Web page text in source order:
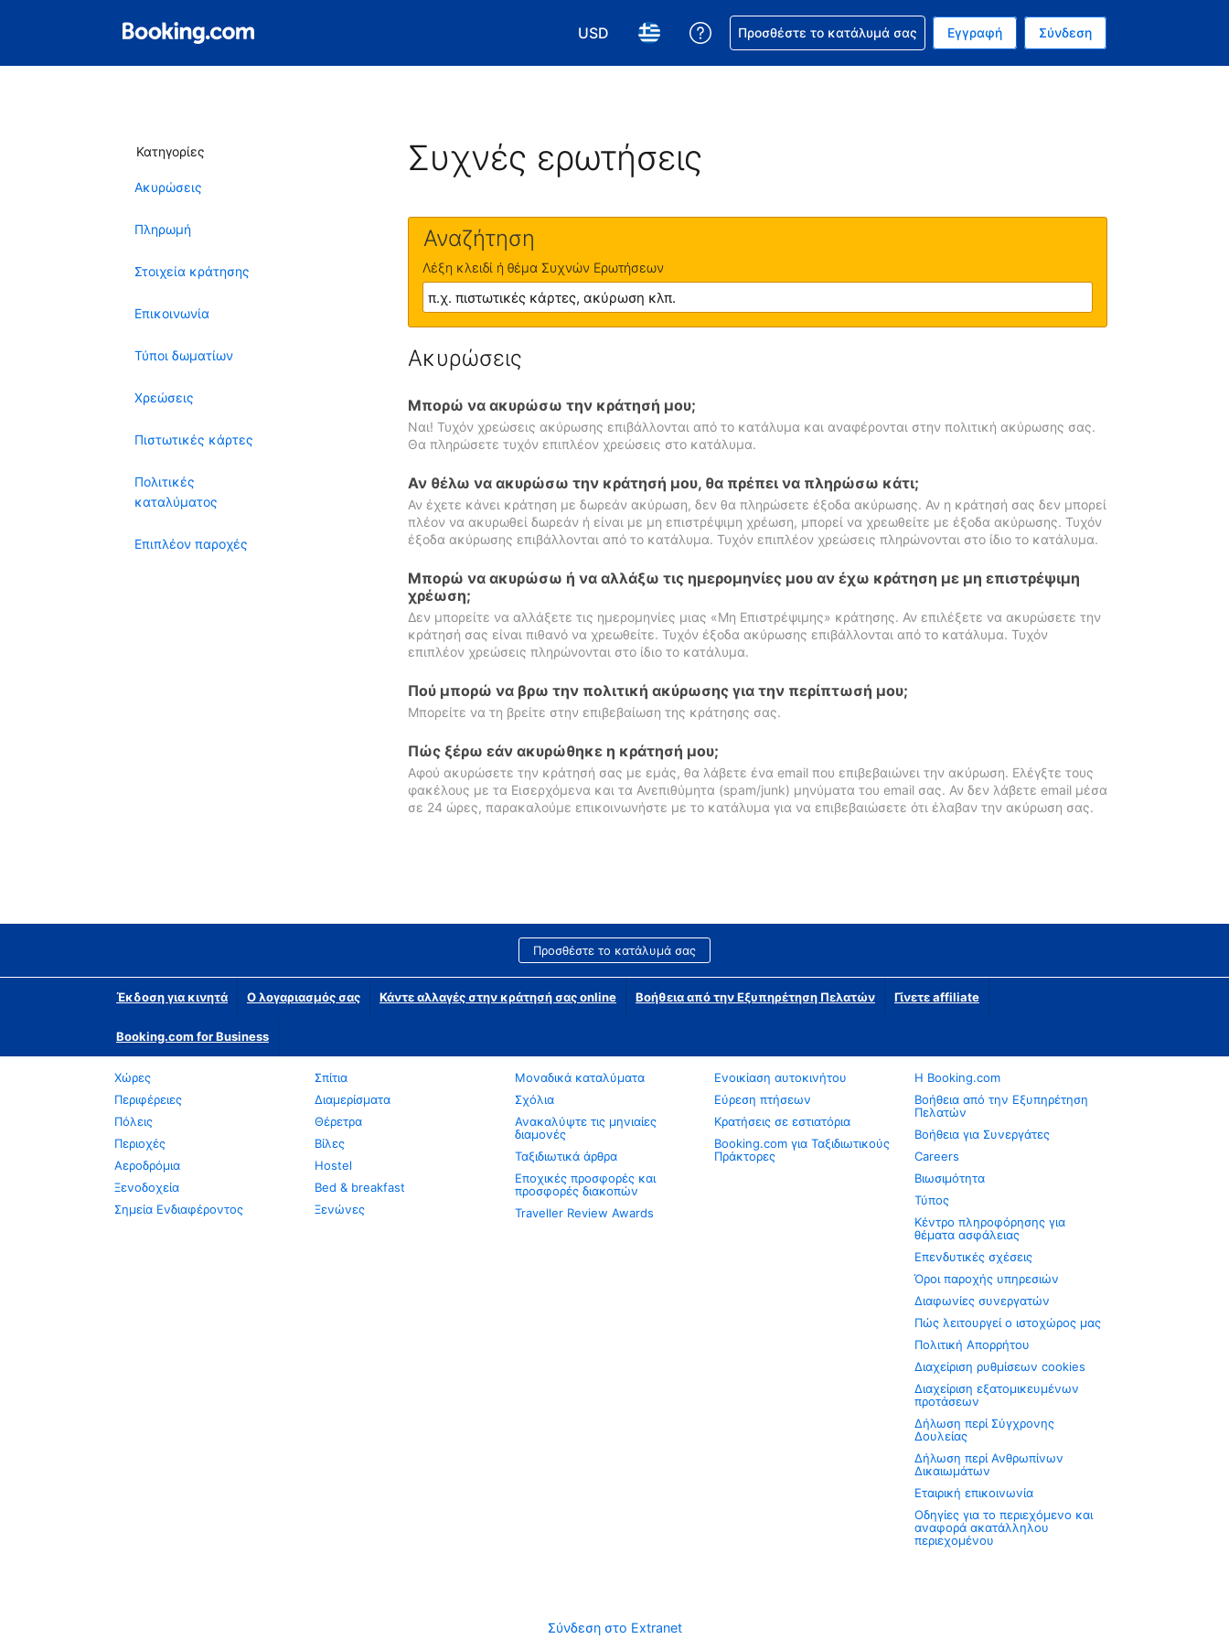
USD
Επιλέξτε το νόμισμά σας. Το τωρινό σας νόμισμα είναι Δολάριο Η.Π.Α.
Επιλέξτε τη γλώσσα σας. Η τωρινή σας γλώσσα είναι τα Ελληνικά
Βοήθεια για την κράτησή σας
Προσθέστε το κατάλυμά σας Εγγραφή Σύνδεση
Κατηγορίες
Ακυρώσεις
Πληρωμή
Στοιχεία κράτησης
Επικοινωνία
Τύποι δωματίων
Χρεώσεις
Πιστωτικές κάρτες
Πολιτικές
καταλύματος
Επιπλέον παροχές
Συχνές ερωτήσεις
Αναζήτηση
Λέξη κλειδί ή θέμα Συχνών Ερωτήσεων
Ακυρώσεις
Μπορώ να ακυρώσω την κράτησή μου;
Ναι! Τυχόν χρεώσεις ακύρωσης επιβάλλονται από το κατάλυμα και αναφέρονται στην πολιτική ακύρωσης σας.
Θα πληρώσετε τυχόν επιπλέον χρεώσεις στο κατάλυμα.
Αν θέλω να ακυρώσω την κράτησή μου, θα πρέπει να πληρώσω κάτι;
Αν έχετε κάνει κράτηση με δωρεάν ακύρωση, δεν θα πληρώσετε έξοδα ακύρωσης. Αν η κράτησή σας δεν μπορεί
πλέον να ακυρωθεί δωρεάν ή είναι με μη επιστρέψιμη χρέωση, μπορεί να χρεωθείτε με έξοδα ακύρωσης. Τυχόν
έξοδα ακύρωσης επιβάλλονται από το κατάλυμα. Τυχόν επιπλέον χρεώσεις πληρώνονται στο ίδιο το κατάλυμα.
Μπορώ να ακυρώσω ή να αλλάξω τις ημερομηνίες μου αν έχω κράτηση με μη επιστρέψιμη
χρέωση;
Δεν μπορείτε να αλλάξετε τις ημερομηνίες μιας «Μη Επιστρέψιμης» κράτησης. Αν επιλέξετε να ακυρώσετε την
κράτησή σας είναι πιθανό να χρεωθείτε. Τυχόν έξοδα ακύρωσης επιβάλλονται από το κατάλυμα. Τυχόν
επιπλέον χρεώσεις πληρώνονται στο ίδιο το κατάλυμα.
Πού μπορώ να βρω την πολιτική ακύρωσης για την περίπτωσή μου;
Μπορείτε να τη βρείτε στην επιβεβαίωση της κράτησης σας.
Πώς ξέρω εάν ακυρώθηκε η κράτησή μου;
Αφού ακυρώσετε την κράτησή σας με εμάς, θα λάβετε ένα email που επιβεβαιώνει την ακύρωση. Ελέγξτε τους
φακέλους με τα Εισερχόμενα και τα Ανεπιθύμητα (spam/junk) μηνύματα του email σας. Αν δεν λάβετε email μέσα
σε 24 ώρες, παρακαλούμε επικοινωνήστε με το κατάλυμα για να επιβεβαιώσετε ότι έλαβαν την ακύρωση σας.
Προσθέστε το κατάλυμά σας
Έκδοση για κινητά Ο λογαριασμός σας Κάντε αλλαγές στην κράτησή σας online Βοήθεια από την Εξυπηρέτηση Πελατών Γίνετε affiliate
Booking.com for Business
Χώρες
Περιφέρειες
Πόλεις
Περιοχές
Αεροδρόμια
Ξενοδοχεία
Σημεία Ενδιαφέροντος
Σπίτια
Διαμερίσματα
Θέρετρα
Βίλες
Hostel
Bed & breakfast
Ξενώνες
Μοναδικά καταλύματα
Σχόλια
Ανακαλύψτε τις μηνιαίες
διαμονές
Ταξιδιωτικά άρθρα
Εποχικές προσφορές και
προσφορές διακοπών
Traveller Review Awards
Ενοικίαση αυτοκινήτου
Εύρεση πτήσεων
Κρατήσεις σε εστιατόρια
Booking.com για Ταξιδιωτικούς
Πράκτορες
Η Booking.com
Βοήθεια από την Εξυπηρέτηση
Πελατών
Βοήθεια για Συνεργάτες
Careers
Βιωσιμότητα
Τύπος
Κέντρο πληροφόρησης για
θέματα ασφάλειας
Επενδυτικές σχέσεις
Όροι παροχής υπηρεσιών
Διαφωνίες συνεργατών
Πώς λειτουργεί ο ιστοχώρος μας
Πολιτική Απορρήτου
Διαχείριση ρυθμίσεων cookies
Διαχείριση εξατομικευμένων
προτάσεων
Δήλωση περί Σύγχρονης
Δουλείας
Δήλωση περί Ανθρωπίνων
Δικαιωμάτων
Εταιρική επικοινωνία
Οδηγίες για το περιεχόμενο και
αναφορά ακατάλληλου
περιεχομένου
Σύνδεση στο Extranet